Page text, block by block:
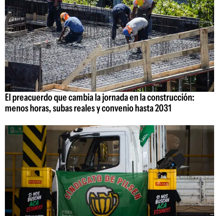
El preacuerdo que cambia la jornada en la construcción:
menos horas, subas reales y convenio hasta 2031